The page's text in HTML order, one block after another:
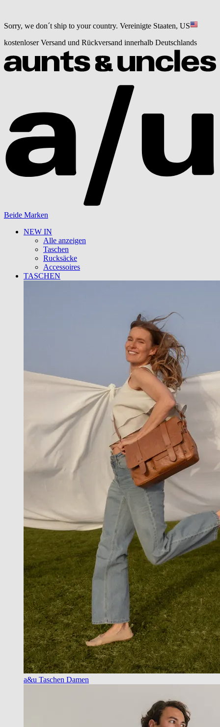
Sorry, we don´t ship to your country. Vereinigte Staaten, US
kostenloser Versand und Rückversand innerhalb Deutschlands
Beide Marken
NEW IN
Alle anzeigen
Taschen
Rucksäcke
Accessoires
TASCHEN
a&u Taschen Damen